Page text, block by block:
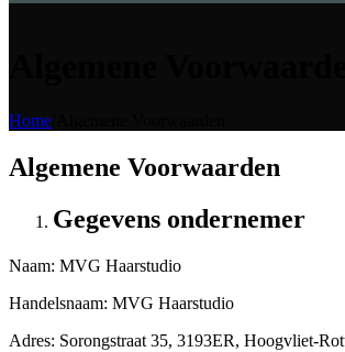
Home
Algemene Voorwaarden
Gegevens ondernemer
Naam: MVG Haarstudio
Handelsnaam: MVG Haarstudio
Adres: Sorongstraat 35, 3193ER, Hoogvliet-